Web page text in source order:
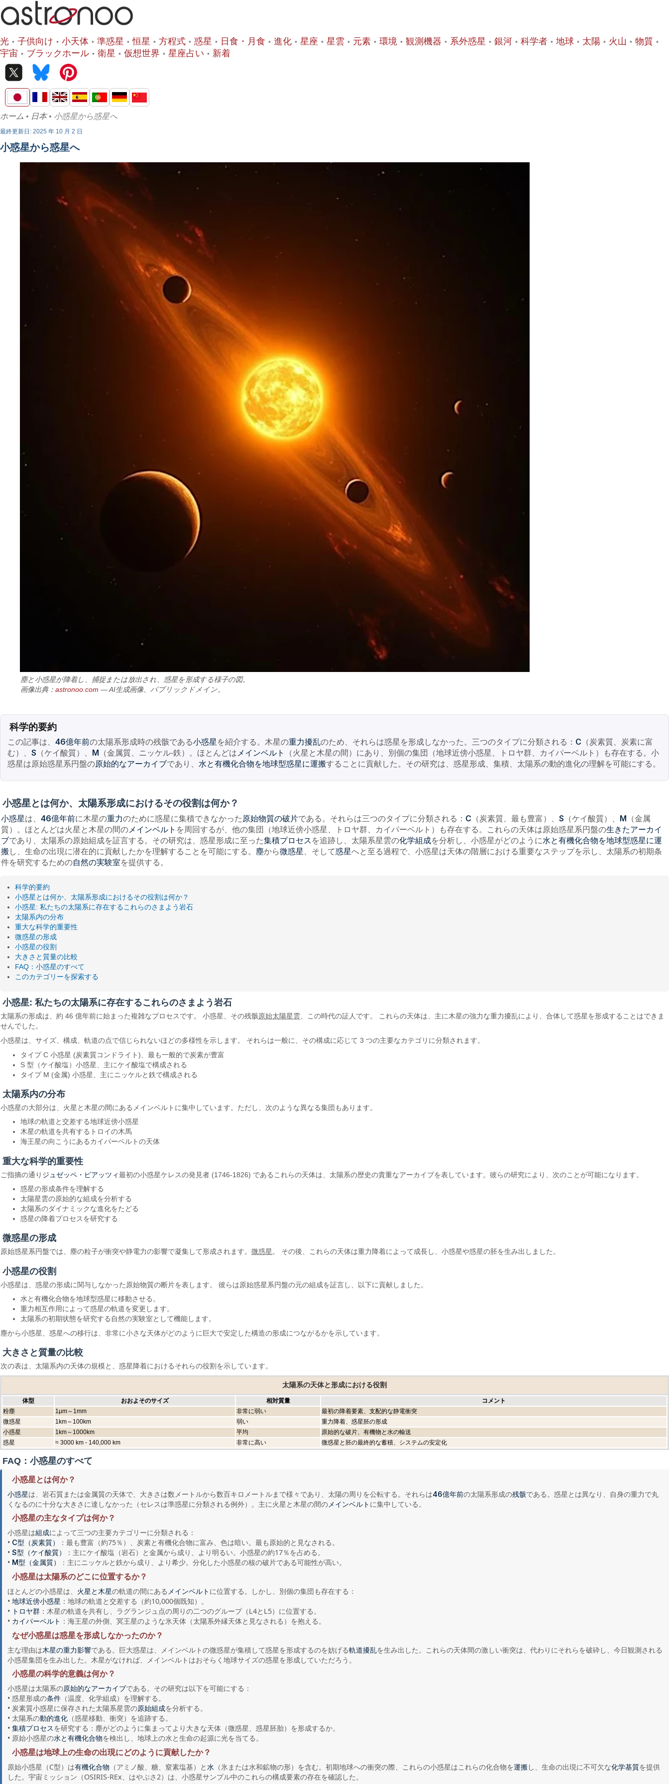
光 子供向け 小天体 準惑星 恒星 方程式 惑星 日食・月食 進化 星座 星雲 元素 環境 観測機器 系外惑星 銀河 科学者 地球 太陽 火山
物質
宇宙
ブラックホール 衛星 仮想世界 星座占い 新着
ホーム • 日本• 小惑星から惑星へ
最終更新日: 2025 年 10 月 2 日
小惑星から惑星へ
塵と小惑星が降着し、捕捉または放出され、惑星を形成する様子の図。
画像出典：astronoo.com — AI生成画像、パブリックドメイン。
科学的要約
この記事は、46億年前の太陽系形成時の残骸である小惑星 を紹介する。木星の重力擾乱のため、それらは惑星を形成しなかった。三つのタイプに分類される： C （炭素質、炭素に富
む）、S （ケイ酸質）、 M （金属質、ニッケル-鉄）。ほとんどはメインベルト
（火星と木星の間）にあり、別個の集団（地球近傍小惑星、トロヤ群、カイパーベルト）も存在する。小
惑星は原始惑星系円盤の原始的なアーカイブであり、水と有機化合物を地球型惑星に運搬することに貢献した。その研究は、惑星形成、集積、太陽系の動的進化の理解を可能にする。
小惑星とは何か、太陽系形成におけるその役割は何か？
小惑星は、 46億年前に木星の重力のために惑星に集積できなかった 原始物質の破片である。それらは三つのタイプに分類される： C （炭素質、最も豊富）、 S （ケイ酸質）、 M （金属
質）。ほとんどは火星と木星の間のメインベルト を周回するが、他の集団（地球近傍小惑星、トロヤ群、カイパーベルト）も存在する。これらの天体は原始惑星系円盤の生きたアーカイ
ブであり、太陽系の原始組成を証言する。その研究は、惑星形成に至った集積プロセス を追跡し、太陽系星雲の化学組成を分析し、小惑星がどのように水と有機化合物を地球型惑星に運
搬 し、生命の出現に潜在的に貢献したかを理解することを可能にする。 塵から微惑星 、そして惑星へと至る過程で、小惑星は天体の階層における重要なステップを示し、太陽系の初期条
件を研究するための自然の実験室を提供する。
科学的要約
小惑星とは何か、太陽系形成におけるその役割は何か？
小惑星: 私たちの太陽系に存在するこれらのさまよう岩石
太陽系内の分布
重大な科学的重要性
微惑星の形成
小惑星の役割
大きさと質量の比較
FAQ：小惑星のすべて
このカテゴリーを探索する
小惑星: 私たちの太陽系に存在するこれらのさまよう岩石
太陽系の形成は、約 46 億年前に始まった複雑なプロセスです。 小惑星、その残骸原始太陽星雲、この時代の証人です。 これらの天体は、主に木星の強力な重力擾乱により、合体して惑星を形成することはできま
せんでした。
小惑星は、サイズ、構成、軌道の点で信じられないほどの多様性を示します。 それらは一般に、その構成に応じて 3 つの主要なカテゴリに分類されます。
タイプ C 小惑星 (炭素質コンドライト)、最も一般的で炭素が豊富
S 型（ケイ酸塩）小惑星、主にケイ酸塩で構成される
タイプ M (金属) 小惑星、主にニッケルと鉄で構成される
太陽系内の分布
小惑星の大部分は、火星と木星の間にあるメインベルトに集中しています。ただし、次のような異なる集団もあります。
地球の軌道と交差する地球近傍小惑星
木星の軌道を共有するトロイの木馬
海王星の向こうにあるカイパーベルトの天体
重大な科学的重要性
ご指摘の通り ジュゼッペ・ピアッツィ最初の小惑星ケレスの発見者 (1746-1826) であるこれらの天体は、太陽系の歴史の貴重なアーカイブを表しています。彼らの研究により、次のことが可能になります。
惑星の形成条件を理解する
太陽星雲の原始的な組成を分析する
太陽系のダイナミックな進化をたどる
惑星の降着プロセスを研究する
微惑星の形成
原始惑星系円盤では、塵の粒子が衝突や静電力の影響で凝集して形成されます。微惑星。 その後、これらの天体は重力降着によって成長し、小惑星や惑星の胚を生み出しました。
小惑星の役割
小惑星は、惑星の形成に関与しなかった原始物質の断片を表します。 彼らは原始惑星系円盤の元の組成を証言し、以下に貢献しました。
水と有機化合物を地球型惑星に移動させる。
重力相互作用によって惑星の軌道を変更します。
太陽系の初期状態を研究する自然の実験室として機能します。
塵から小惑星、惑星への移行は、非常に小さな天体がどのように巨大で安定した構造の形成につながるかを示しています。
大きさと質量の比較
次の表は、太陽系内の天体の規模と、惑星降着におけるそれらの役割を示しています。
太陽系の天体と形成における役割
体型 おおよそのサイズ 相対質量
コメント
粉塵
1μm～1mm 非常に弱い
最初の降着要素、支配的な静電衝突
微惑星
1km～100km 弱い
重力降着、惑星胚の形成
小惑星
1km～1000km 平均
原始的な破片、有機物と水の輸送
惑星
≈ 3000 km - 140,000 km 非常に高い 微惑星と胚の最終的な蓄積、システムの安定化
FAQ：小惑星のすべて
小惑星とは何か？
小惑星は、岩石質または金属質の天体で、大きさは数メートルから数百キロメートルまで様々であり、太陽の周りを公転する。それらは46億年前の太陽系形成の残骸である。惑星とは異なり、自身の重力で丸
くなるのに十分な大きさに達しなかった（セレスは準惑星に分類される例外）。主に火星と木星の間の メインベルト に集中している。
小惑星の主なタイプは何か？
小惑星は組成によって三つの主要カテゴリーに分類される：
• C型（炭素質）
：最も豊富（約75％）、炭素と有機化合物に富み、色は暗い。最も原始的と見なされる。
•S型（ケイ酸質）
：主にケイ酸塩（岩石）と金属から成り、より明るい。小惑星の約17％を占める。
• M型（金属質） ：主にニッケルと鉄から成り、より希少。分化した小惑星の核の破片である可能性が高い。
小惑星は太陽系のどこに位置するか？
ほとんどの小惑星は、 火星と木星の軌道の間にある メインベルト に位置する。しかし、別個の集団も存在する：
•地球近傍小惑星 ：地球の軌道と交差する（約10,000個既知）。
• トロヤ群 ：木星の軌道を共有し、ラグランジュ点の周りの二つのグループ（L4とL5）に位置する。
• カイパーベルト ：海王星の外側、冥王星のような氷天体（太陽系外縁天体と見なされる）を抱える。
なぜ小惑星は惑星を形成しなかったのか？
主な理由は木星の重力影響である。巨大惑星は、メインベルトの微惑星が集積して惑星を形成するのを妨げる軌道擾乱を生み出した。これらの天体間の激しい衝突は、代わりにそれらを破砕し、今日観測される
小惑星集団を生み出した。木星がなければ、メインベルトはおそらく地球サイズの惑星を形成していただろう。
小惑星の科学的意義は何か？
小惑星は太陽系の原始的なアーカイブである。その研究は以下を可能にする：
• 惑星形成の条件 （温度、化学組成）を理解する。
• 炭素質小惑星に保存された太陽系星雲の原始組成を分析する。
• 太陽系の動的進化 （惑星移動、衝突）を追跡する。
•集積プロセスを研究する：塵がどのように集まってより大きな天体（微惑星、惑星胚胎）を形成するか。
• 原始小惑星の水と有機化合物を検出し、地球上の水と生命の起源に光を当てる。
小惑星は地球上の生命の出現にどのように貢献したか？
原始小惑星（C型）は有機化合物 （アミノ酸、糖、窒素塩基）と水 （氷または水和鉱物の形）を含む。初期地球への衝突の際、これらの小惑星はこれらの化合物を運搬し、生命の出現に不可欠な化学基質を提供
した。宇宙ミッション（OSIRIS-REx、はやぶさ2）は、小惑星サンプル中のこれらの構成要素の存在を確認した。